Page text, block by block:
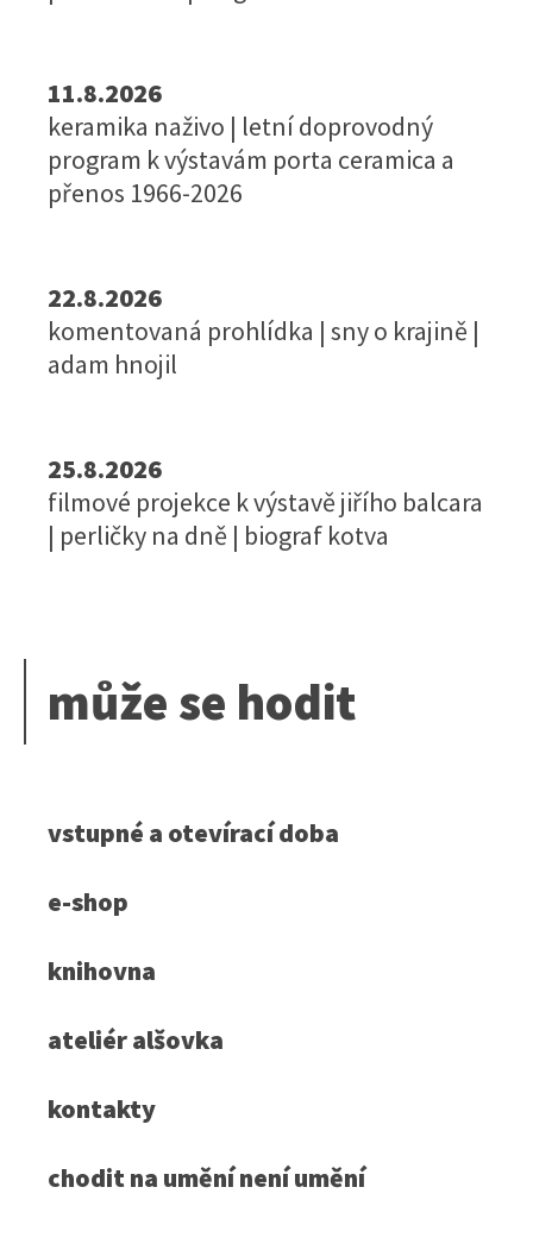
11.8.2026
keramika naživo | letní doprovodný
program k výstavám porta ceramica a
přenos 1966-2026
22.8.2026
komentovaná prohlídka | sny o krajině |
adam hnojil
25.8.2026
filmové projekce k výstavě jiřího balcara
| perličky na dně | biograf kotva
může se hodit
vstupné a otevírací doba
e-shop
knihovna
ateliér alšovka
kontakty
chodit na umění není umění